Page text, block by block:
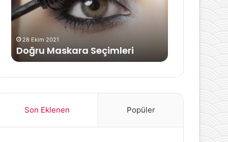
Seçimleri
Kalbi
Güçlendirin!
5 Eylül 2024
Kalp Sağlığını Destekleyen
Besin: Kalbi Güçlendirin!
Son Eklenen Popüler